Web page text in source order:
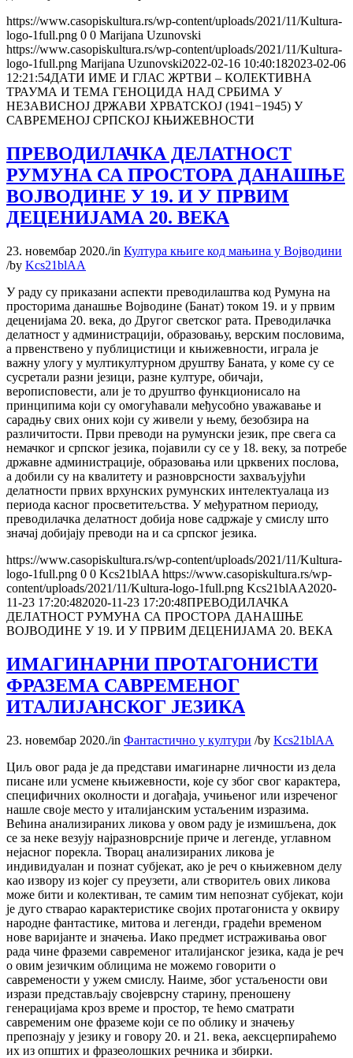
https://www.casopiskultura.rs/wp-content/uploads/2021/11/Kultura-
logo-1full.png 0 0 Marijana Uzunovski
https://www.casopiskultura.rs/wp-content/uploads/2021/11/Kultura-
logo-1full.png Marijana Uzunovski2022-02-16 10:40:182023-02-06
12:21:54ДАТИ ИМЕ И ГЛАС ЖРТВИ – КОЛЕКТИВНА
ТРАУМА И ТЕМА ГЕНОЦИДА НАД СРБИМА У
НЕЗАВИСНОЈ ДРЖАВИ ХРВАТСКОЈ (1941−1945) У
САВРЕМЕНОЈ СРПСКОЈ КЊИЖЕВНОСТИ
ПРЕВОДИЛАЧКА ДЕЛАТНОСТ
РУМУНА СА ПРОСТОРА ДАНАШЊЕ
ВОЈВОДИНЕ У 19. И У ПРВИМ
ДЕЦЕНИЈАМА 20. ВЕКА
23. новембар 2020./in Култура књиге код мањина у Војводини
/by Kcs21blAA
У раду су приказани аспекти преводилаштва код Румуна на
просторима данашње Војводине (Банат) током 19. и у првим
деценијама 20. века, до Другог светског рата. Преводилачка
делатност у администрацији, образовању, верским пословима,
а првенствено у публицистици и књижевности, играла је
важну улогу у мултикултурном друштву Баната, у коме су се
сусретали разни језици, разне културе, обичаји,
верописповести, али је то друштво функционисало на
принципима који су омогућавали међусобно уважавање и
сарадњу свих оних који су живели у њему, безобзира на
различитости. Први преводи на румунски језик, пре свега са
немачког и српског језика, појавили су се у 18. веку, за потребе
државне администрације, образовања или црквених послова,
а добили су на квалитету и разноврсности захваљујући
делатности првих врхунских румунских интелектуалаца из
периода касног просветитељства. У међуратном периоду,
преводилачка делатност добија нове садржаје у смислу што
значај добијају преводи на и са српског језика.
https://www.casopiskultura.rs/wp-content/uploads/2021/11/Kultura-
logo-1full.png 0 0 Kcs21blAA https://www.casopiskultura.rs/wp-
content/uploads/2021/11/Kultura-logo-1full.png Kcs21blAA2020-
11-23 17:20:482020-11-23 17:20:48ПРЕВОДИЛАЧКА
ДЕЛАТНОСТ РУМУНА СА ПРОСТОРА ДАНАШЊЕ
ВОЈВОДИНЕ У 19. И У ПРВИМ ДЕЦЕНИЈАМА 20. ВЕКА
ИМАГИНАРНИ ПРОТАГОНИСТИ
ФРАЗЕМА САВРЕМЕНОГ
ИТАЛИЈАНСКОГ ЈЕЗИКА
23. новембар 2020./in Фантастично у култури /by Kcs21blAA
Циљ овог рада је да представи имагинарне личности из дела
писане или усмене књижевности, које су због свог карактера,
специфичних околности и догађаја, учињеног или изреченог
нашле своје место у италијанским устаљеним изразима.
Већина анализираних ликова у овом раду је измишљена, док
се за неке везују најразноврсније приче и легенде, углавном
нејасног порекла. Творац анализираних ликова је
индивидуалан и познат субјекат, ако је реч о књижевном делу
као извору из којег су преузети, али створитељ ових ликова
може бити и колективан, те самим тим непознат субјекат, који
је дуго стварао карактеристике својих протагониста у оквиру
народне фантастике, митова и легенди, градећи временом
нове варијанте и значења. Иако предмет истраживања овог
рада чине фраземи савременог италијанског језика, када је реч
о овим језичким облицима не можемо говорити о
савремености у ужем смислу. Наиме, због устаљености ови
изрази представљају својеврсну старину, преношену
генерацијама кроз време и простор, те ћемо сматрати
савременим оне фраземе који се по облику и значењу
препознају у језику и говору 20. и 21. века, аексцерпираћемо
их из општих и фразеолошких речника и збирки.